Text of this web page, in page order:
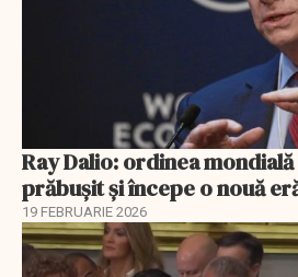
Ray Dalio: ordinea mondială
prăbușit și începe o nouă
19 FEBRUARIE 2026